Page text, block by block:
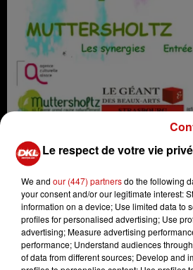
Proposition d'exposition à
Crédit :
Ajouter à votre calendrier
Le respect de votre vie
We and our (447) partnersdo the following
your consent and/or our legitimate interest:
information on a device; Use limited data to
profiles for personalised advertising; Use
advertising; Measure advertising
performance; Understand audiences
of data from different sources; Develop and